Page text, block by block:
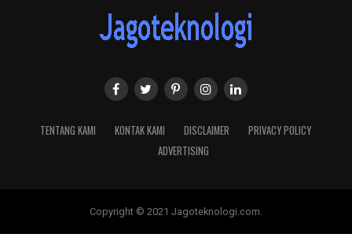
TENTANG KAMI KONTAK KAMI DISCLAIMER
PRIVACY POLICY
ADVERTISING
Copyright © 2021 Jagoteknologi.com.